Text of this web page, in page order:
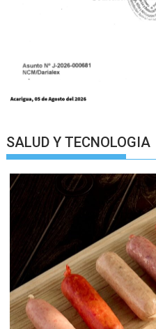
SALUD Y TECNOLOGIA